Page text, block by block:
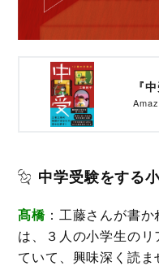
『
中学受験をする
髙橋 ：工藤さんが書か
は、３人の小学生の
ていて、興味深く読ま